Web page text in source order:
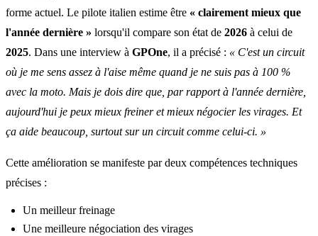
forme actuel. Le pilote italien estime être « clairement mieux que
l'année dernière » lorsqu'il compare son état de 2026 à celui de
2025. Dans une interview à GPOne, il a précisé : « C'est un circuit
où je me sens assez à l'aise même quand je ne suis pas à 100 %
avec la moto. Mais je dois dire que, par rapport à l'année dernière,
aujourd'hui je peux mieux freiner et mieux négocier les virages. Et
ça aide beaucoup, surtout sur un circuit comme celui-ci. »
Cette amélioration se manifeste par deux compétences techniques
précises :
Un meilleur freinage
Une meilleure négociation des virages